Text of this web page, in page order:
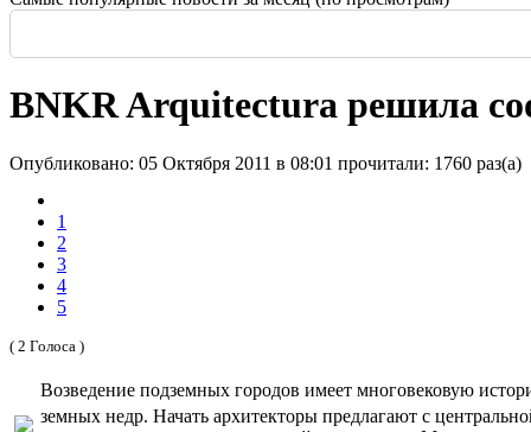
BNKR Arquitectura решила
Опубликовано: 05 Октября 2011 в 08:01 прочитали: 1760 раз(а)
1
2
3
4
5
( 2 Голоса )
Возведение подземных городов имеет многовековую
земных недр. Начать архитекторы предлагают с